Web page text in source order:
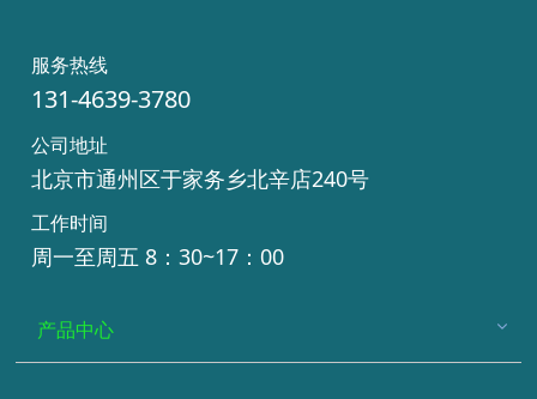
服务热线
131-4639-3780
公司地址
北京市通州区于家务乡北辛店240号
工作时间
周一至周五 8：30~17：00
产品中心